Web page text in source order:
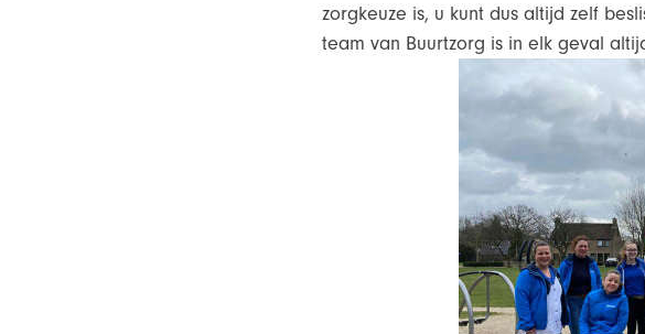
zorgkeuze is, u kunt dus altijd zelf
team van Buurtzorg is in elk geval